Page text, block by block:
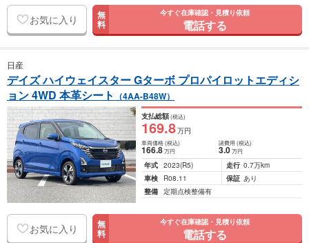
お気に入り 無
料
今すぐ在庫確認・見積り依頼
電話する
日産
デイズ ハイウェイスター Gターボ プロパイロットエディシ
ョン 4WD 本革シート （4AA-B48W）
支払総額(税込)
169.8万円
車両価格(税込)
166.8万円
諸費用 (税込)
3.0 万円
年式 2023(R5) 走行 0.7万km
車検
R08.11 保証 あり
整備 定期点検整備有
お気に入り 無
料
今すぐ在庫確認・見積り依頼
電話する